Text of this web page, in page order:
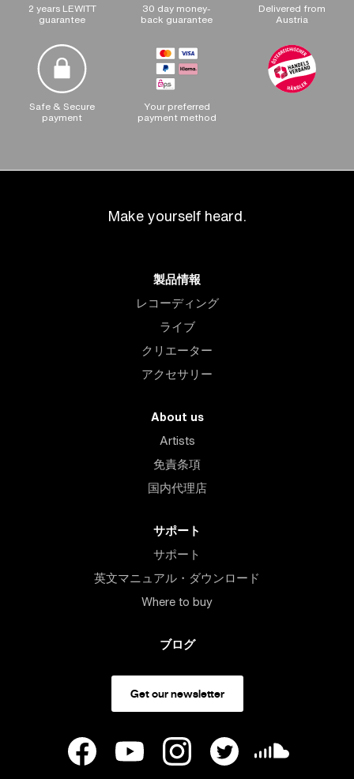
2 years LEWITT
guarantee
30 day money-
back guarantee
Delivered from
Austria
Safe & Secure
payment
Your preferred
payment method
Make yourself heard.
製品情報
レコーディング
ライブ
クリエーター
アクセサリー
About us
Artists
免責条項
国内代理店
サポート
サポート
英文マニュアル・ダウンロード
Where to buy
ブログ
Get our newsletter